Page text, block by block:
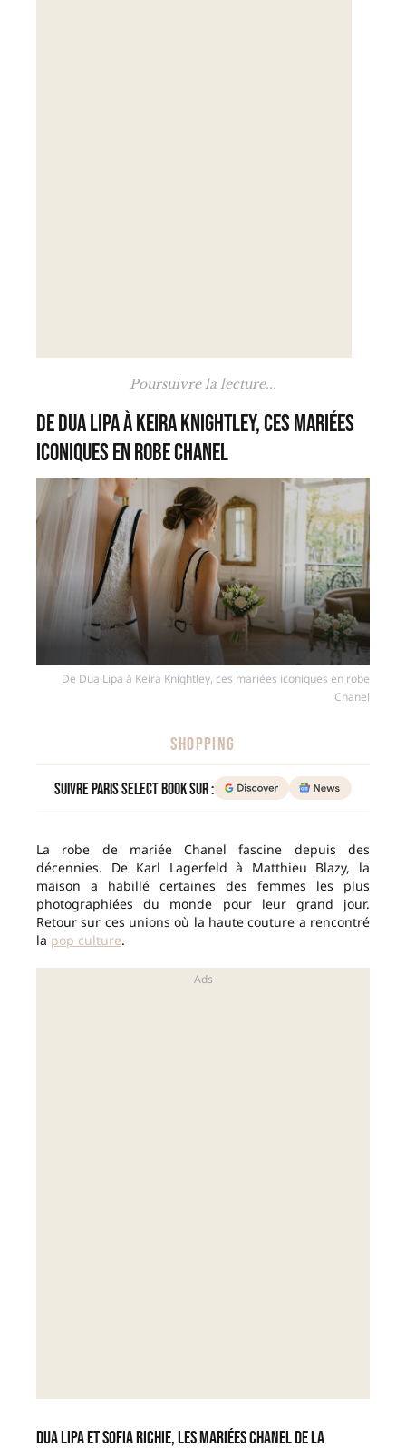
Poursuivre la lecture...
De Dua Lipa à Keira Knightley, ces mariées
iconiques en robe Chanel
De Dua Lipa à Keira Knightley, ces mariées iconiques en robe
Chanel
SHOPPING
Suivre Paris Select Book sur :
La robe de mariée Chanel fascine depuis des
décennies. De Karl Lagerfeld à Matthieu Blazy, la
maison a habillé certaines des femmes les plus
photographiées du monde pour leur grand jour.
Retour sur ces unions où la haute couture a rencontré
la pop culture.
Dua Lipa et Sofia Richie, les mariées Chanel de la